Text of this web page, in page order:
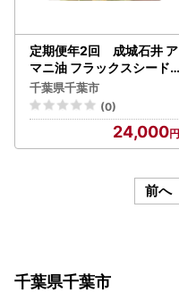
定期便年2回 成城石井 ア
マニ油 フラックスシード
オイル 270g × 3本 食用油
【 アマニオイル ドレッ
シング オイル 油 】
千葉県千葉市
(0)
24,000
前へ
千葉県千葉市